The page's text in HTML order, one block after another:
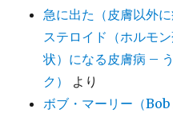
急に出た（皮膚以外
ステロイド（ホルモ
状）になる皮膚病 –
ク）
より
ボブ・マーリー（